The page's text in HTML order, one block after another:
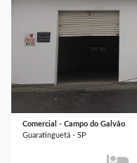
Comercial - Campo do Galvão
Guaratinguetá - SP